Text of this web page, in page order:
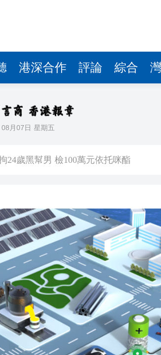
港深合作 評論 綜合
月07日 星期五
24歲黑幫男 檢100萬元依托咪酯
國青年點讚南沙加速度
首度登場
蕪湖 聚焦產業升級、智能製造與文旅
沃什 特朗普對美聯儲影響力再受關注